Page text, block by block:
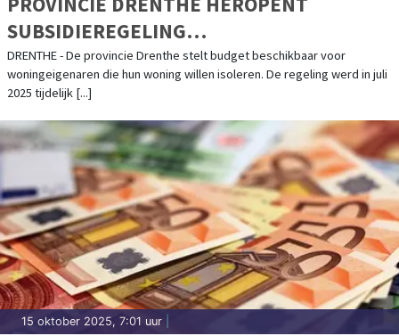
SUBSIDIEREGELING
ENERGIEBESPARENDE
ISOLATIEMAATREGELEN
DRENTHE - De provincie Drenthe stelt budget beschikbaar voor
woningeigenaren die hun woning willen isoleren. De regeling werd in juli
2025 tijdelijk [...]
15 oktober 2025, 7:01 uur